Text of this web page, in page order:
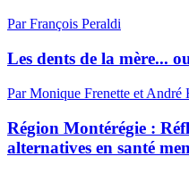
Par François Peraldi
Les dents de la mère...
Par Monique Frenette et André
Région Montérégie :
alternatives en santé